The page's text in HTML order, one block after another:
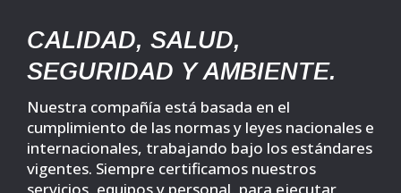
CALIDAD, SALUD,
SEGURIDAD Y AMBIENTE.
Nuestra compañía está basada en el
cumplimiento de las normas y leyes nacionales e
internacionales, trabajando bajo los estándares
vigentes. Siempre certificamos nuestros